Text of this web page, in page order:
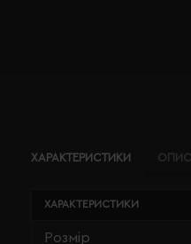
ХАРАКТЕРИСТИКИ ОПИС
ХАРАКТЕРИСТИКИ
Розмір